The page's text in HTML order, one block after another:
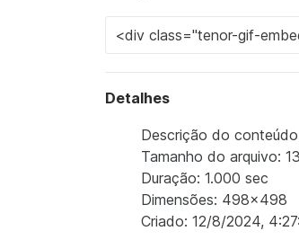
Detalhes
Descrição do
Tamanho do arquivo:
Duração: 1.000 sec
Dimensões: 498x498
Criado: 12/8/2024,